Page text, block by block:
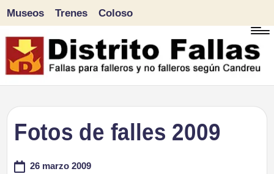
Saltar
al
Museos Trenes Coloso
Fotos de falles 2009
26 marzo 2009